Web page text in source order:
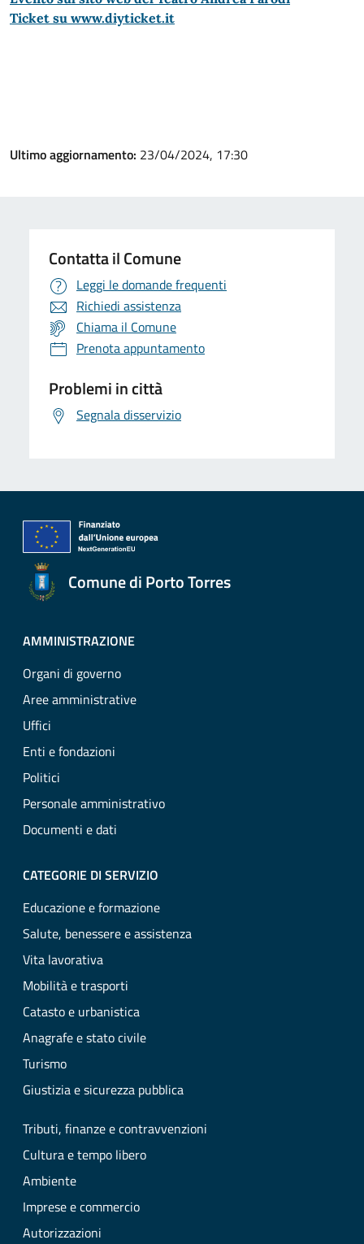
Ticket su www.diyticket.it
Ultimo aggiornamento: 23/04/2024, 17:30
Contatta il Comune
Leggi le domande frequenti
Richiedi assistenza
Chiama il Comune
Prenota appuntamento
Problemi in città
Segnala disservizio
Comune di Porto Torres
AMMINISTRAZIONE
Organi di governo
Aree amministrative
Uffici
Enti e fondazioni
Politici
Personale amministrativo
Documenti e dati
CATEGORIE DI SERVIZIO
Educazione e formazione
Salute, benessere e assistenza
Vita lavorativa
Mobilità e trasporti
Catasto e urbanistica
Anagrafe e stato civile
Turismo
Giustizia e sicurezza pubblica
Tributi, finanze e contravvenzioni
Cultura e tempo libero
Ambiente
Imprese e commercio
Autorizzazioni